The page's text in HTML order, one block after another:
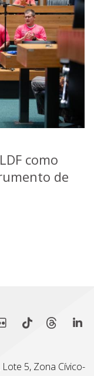
como
de
5, Zona Cívico-